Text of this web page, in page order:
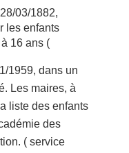
03/1882,
les enfants
16 ans (
1959, dans un
Les maires, à
liste des enfants
des
( service